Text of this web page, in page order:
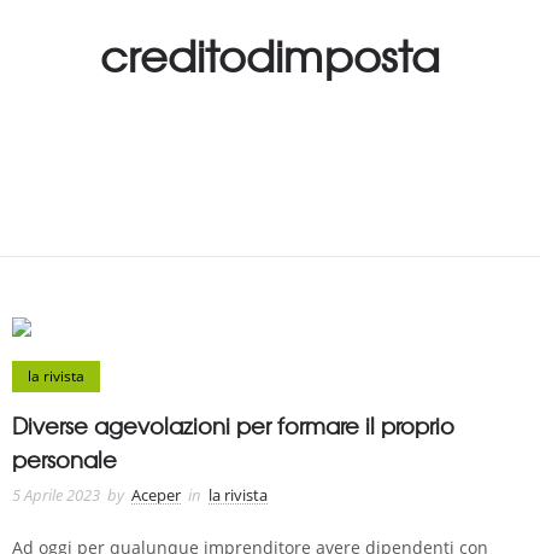
creditodimposta
la rivista
Diverse agevolazioni per formare il proprio
personale
5 Aprile 2023 by Aceper in la rivista
Ad oggi per qualunque imprenditore avere dipendenti con